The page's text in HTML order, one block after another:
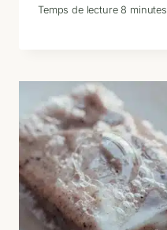
Temps de lecture8 minutes